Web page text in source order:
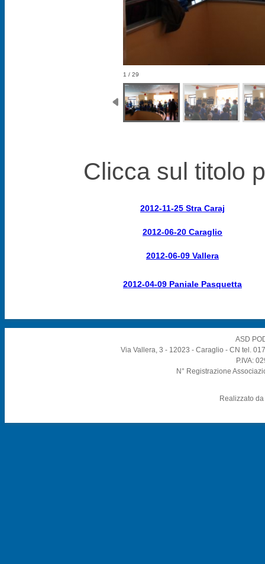
1 / 29
Clicca sul titolo
2012-11-25 Stra Caraj
2012-06-20 Caraglio
2012-06-09 Vallera
2012-04-09 Paniale Pasquetta
ASD
Via Vallera, 3 - 12023 - Caraglio - CN tel.
P.IVA:
N° Registrazione
Realizzato da